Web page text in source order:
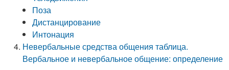
Поза
Дистанцирование
Интонация
Невербальные средства общения таблица.
Вербальное и невербальное общение: определение